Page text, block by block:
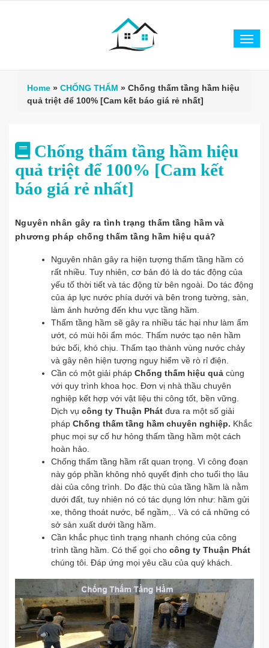
Home » CHỐNG THẤM » Chống thấm tầng hầm hiệu
quả triệt để 100% [Cam kết báo giá rẻ nhất]
Chống thấm tầng hầm hiệu
quả triệt để 100% [Cam kết
báo giá rẻ nhất]
Nguyên nhân gây ra tình trạng thấm tầng hầm và
phương pháp chống thấm tầng hầm hiệu quả?
Nguyên nhân gây ra hiện tượng thấm tầng hầm có
rất nhiều. Tuy nhiên, cơ bản đó là do tác động của
yếu tố thời tiết và tác động từ bên ngoài. Do tác động
của áp lực nước phía dưới và bên trong tường, sàn,
làm ảnh hưởng đến khu vực tầng hầm.
Thấm tầng hầm sẽ gây ra nhiều tác hại như làm ẩm
ướt, có mùi hôi ẩm móc. Thấm nước tạo nên hầm
bức bối, khó chịu. Thấm tạo thành vùng nước chảy
và gây nên hiện tượng nguy hiểm về rò rỉ điện.
Cần có một giải pháp Chống thấm hiệu quả cùng
với quy trình khoa học. Đơn vị nhà thầu chuyên
nghiệp kết hợp với vật liệu thi công tốt, bền vững.
Dịch vụ công ty Thuận Phát đưa ra một số giải
pháp Chống thấm tầng hầm chuyên nghiệp. Khắc
phục mọi sự cố hư hỏng thấm tầng hầm một cách
hoàn hảo.
Chống thấm tầng hầm rất quan trọng. Vì công đoạn
này góp phần không nhỏ quyết định cho tuổi thọ lâu
dài của công trình. Do đặc thù của tầng hầm là nằm
dưới đất, tuy nhiên nó có tác dụng lớn như: hầm gửi
xe, thông thoát nước, bể ngầm,.. Và có cả những có
sở sản xuất dưới tầng hầm.
Cần khắc phục tình trạng nhanh chóng của công
trình tầng hầm. Có thể gọi cho công ty Thuận Phát
chúng tôi. Đáp ứng mọi yêu cầu của quý khách.